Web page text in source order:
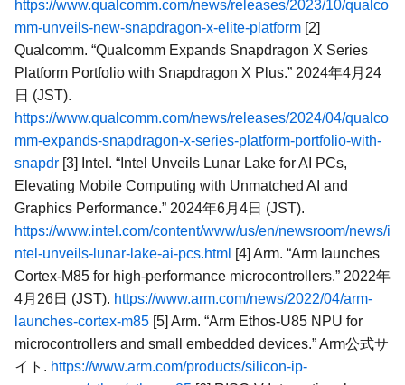
https://www.qualcomm.com/news/releases/2023/10/qualco
mm-unveils-new-snapdragon-x-elite-platform [2]
Qualcomm. “Qualcomm Expands Snapdragon X Series
Platform Portfolio with Snapdragon X Plus.” 2024年4月24
日 (JST).
https://www.qualcomm.com/news/releases/2024/04/qualco
mm-expands-snapdragon-x-series-platform-portfolio-with-
snapdr [3] Intel. “Intel Unveils Lunar Lake for AI PCs,
Elevating Mobile Computing with Unmatched AI and
Graphics Performance.” 2024年6月4日 (JST).
https://www.intel.com/content/www/us/en/newsroom/news/i
ntel-unveils-lunar-lake-ai-pcs.html [4] Arm. “Arm launches
Cortex-M85 for high-performance microcontrollers.” 2022年
4月26日 (JST). https://www.arm.com/news/2022/04/arm-
launches-cortex-m85 [5] Arm. “Arm Ethos-U85 NPU for
microcontrollers and small embedded devices.” Arm公式サ
イト. https://www.arm.com/products/silicon-ip-